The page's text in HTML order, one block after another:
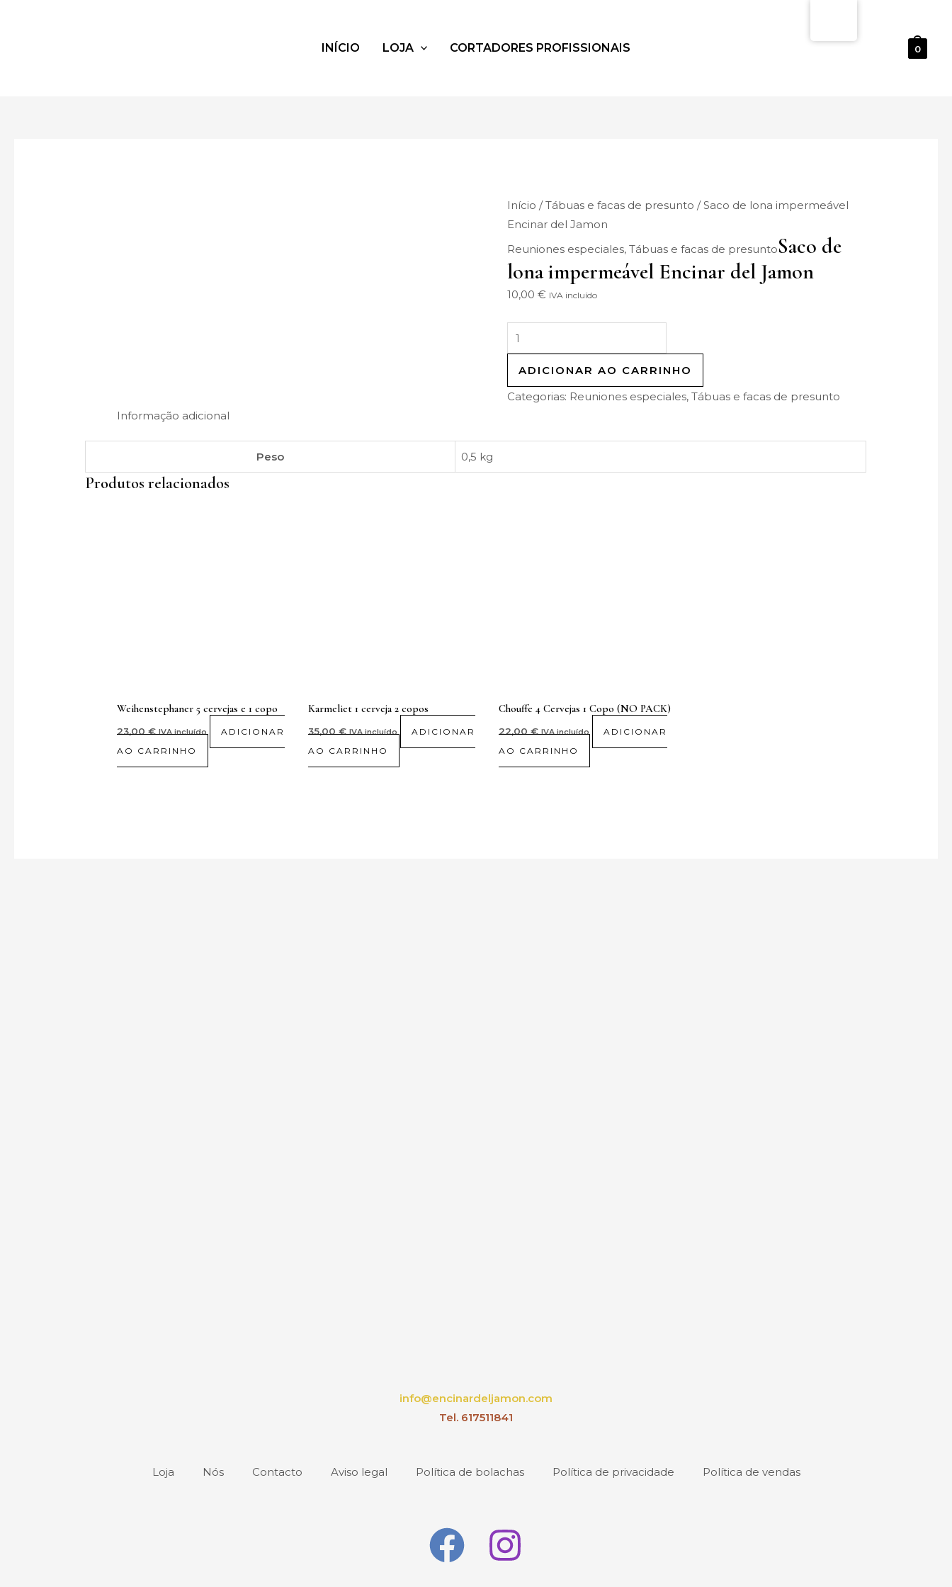
INÍCIO LOJA CORTADORES PROFISSIONAIS 0
Início /Tábuas e facas de presunto / Saco de lona impermeável
Encinar del Jamon
Reuniones especiales,Tábuas e facas de presuntoSaco de
lona impermeável Encinar del Jamon
10,00€ IVA incluído
loneta
ADICIONAR AO CARRINHO
Categorias: Reuniones especiales,Tábuas e facas de presunto
Informação adicional
Peso 0,5 kg
Produtos relacionados
Weihenstephaner 5 cervejas e 1 copo
23,00€ IVA incluído
ADICIONAR
AO CARRINHO
Karmeliet 1 cerveja 2 copos
35,00 € IVA incluído
ADICIONAR
AO CARRINHO
Chouffe 4 Cervejas 1 Copo (NO PACK)
22,00€ IVA incluído
ADICIONAR
AO CARRINHO
info@encinardeljamon.com
Tel. 617511841
Loja Nós Contacto Aviso legal Política de bolachas Política de privacidade Política de vendas